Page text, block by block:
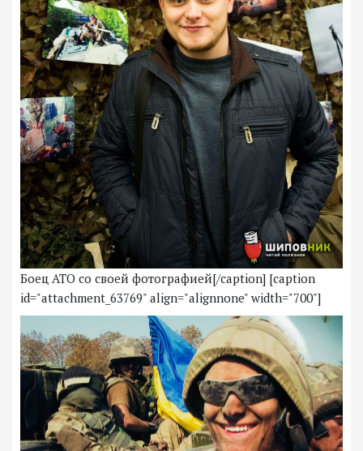
Боец АТО со своей фотографией[/caption] [caption
id="attachment_63769" align="alignnone" width="700"]